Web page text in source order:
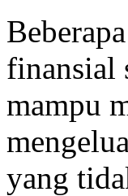
finansial
mampu
yang